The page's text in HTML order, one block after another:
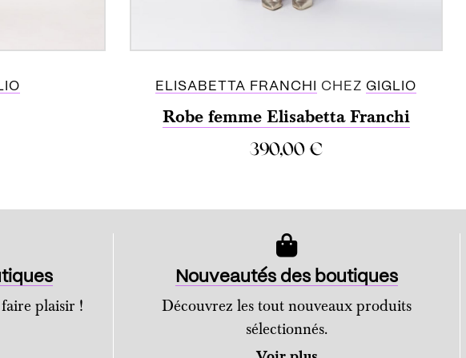
ELISABETTA FRANCHI CHEZ GIGLIO
Robe femme Elisabetta Franchi
390,00 €
ACHETER
plaisir !
Nouveautés des boutiques
Découvrez les tout nouveaux produits
sélectionnés.